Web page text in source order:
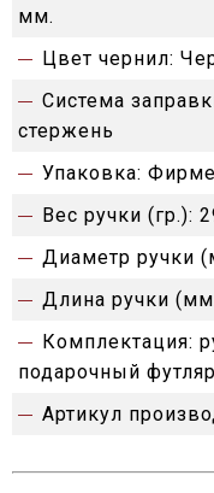
мм.
Цвет чернил:
Система
стержень
Упаковка:
Вес ручки (гр.):
Диаметр ручки
Длина ручки
Комплектация:
подарочный футляр
Артикул